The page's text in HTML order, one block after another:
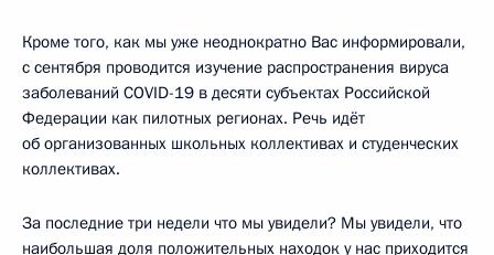
Кроме того, как мы уже неоднократно Вас информировали,
с сентября проводится изучение распространения вируса
заболеваний COVID-19 в десяти субъектах Российской
Федерации как пилотных регионах. Речь идёт
об организованных школьных коллективах и студенческих
коллективах.
За последние три недели что мы увидели? Мы увидели, что
наибольшая доля положительных находок у нас приходится